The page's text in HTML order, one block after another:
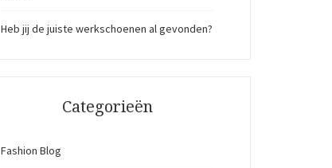
Heb jij de juiste werkschoenen al gevonden?
Categorieën
Fashion Blog